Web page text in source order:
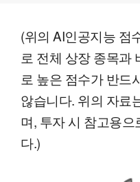
(위의 AI인공지능 점
로 전체 상장 종목과
로 높은 점수가 반드
않습니다. 위의 자료
며, 투자 시 참고용
다.)